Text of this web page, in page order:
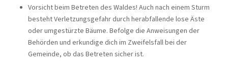
Vorsicht beim Betreten des Waldes! Auch nach einem Sturm
besteht Verletzungsgefahr durch herabfallende lose Äste
oder umgestürzte Bäume. Befolge die Anweisungen der
Behörden und erkundige dich im Zweifelsfall bei der
Gemeinde, ob das Betreten sicher ist.